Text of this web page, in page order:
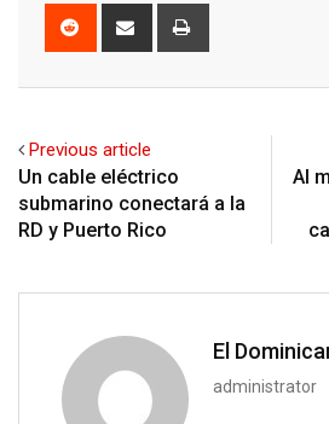
Reddit
Share
Previous article
Un cable eléctrico
submarino conectará a la
RD y Puerto Rico
Al
El
administrator